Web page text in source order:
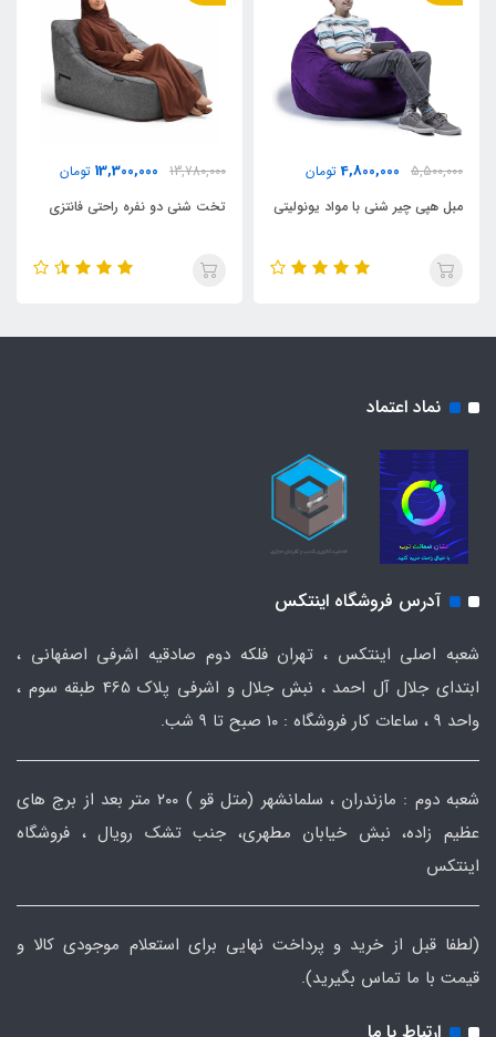
5,500,000
4,800,000 تومان
مبل هپی چیر شنی با مواد یونولیتی
13,780,000
13,300,000 تومان
تخت شنی دو نفره راحتی فانتزی
نماد اعتماد
آدرس فروشگاه اینتکس
شعبه اصلی اینتکس ، تهران فلکه دوم صادقیه اشرفی اصفهانی ،
ابتدای جلال آل احمد ، نبش جلال و اشرفی پلاک 465 طبقه سوم ،
واحد ۹ ، ساعات کار فروشگاه : ۱۰ صبح تا ۹ شب.
شعبه دوم : مازندران ، سلمانشهر (متل قو ) ۲۰۰ متر بعد از برج های
عظیم زاده، نبش خیابان مطهری، جنب تشک رویال ، فروشگاه
اینتکس
(لطفا قبل از خرید و پرداخت نهایی برای استعلام موجودی کالا و
قیمت با ما تماس بگیرید).